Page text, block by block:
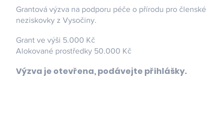
Grantová výzva na podporu péče o přírodu pro členské
neziskovky z Vysočiny.
Grant ve výši 5.000 Kč
Alokované prostředky 50.000 Kč
Výzva je otevřena, podávejte přihlášky.